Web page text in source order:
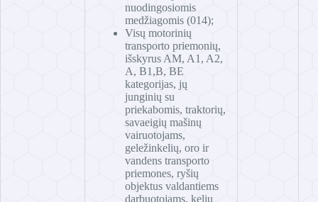
nuodingosiomis
medžiagomis (014);
Visų motorinių
transporto priemonių,
išskyrus AM, A1, A2,
A, B1,B, BE
kategorijas, jų
junginių su
priekabomis, traktorių,
savaeigių mašinų
vairuotojams,
geležinkelių, oro ir
vandens transporto
priemones, ryšių
objektus valdantiems
darbuotojams, kelių